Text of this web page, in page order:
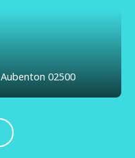
Aubenton 02500